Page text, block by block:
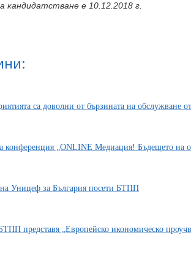
кандидатстване е 10.12.2018 г.
са доволни от бързината на обслужване
конференция „ONLINE Mедиация! Бъдещето на
на Уницеф за България посети БТПП
представя „Европейско икономическо